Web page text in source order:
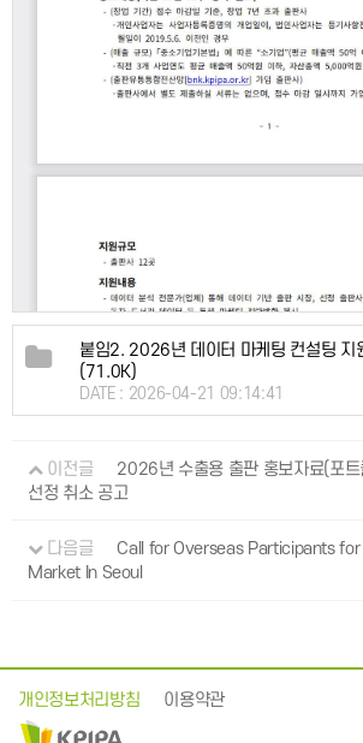
붙임2. 2026년 데이터 마케팅 컨설팅 지
(71.0K)
DATE : 2026-04-21 09:14:41
이전글
2026년 수출용 출판 홍보자료(포트
선정 취소 공고
다음글
Call for Overseas Participants
Market In Seoul
개인정보처리방침 이용약관